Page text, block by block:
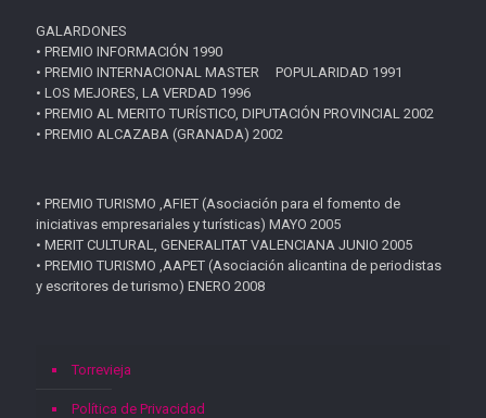
GALARDONES
• PREMIO INFORMACIÓN 1990
• PREMIO INTERNACIONAL MASTER POPULARIDAD 1991
• LOS MEJORES, LA VERDAD 1996
• PREMIO AL MERITO TURÍSTICO, DIPUTACIÓN PROVINCIAL 2002
• PREMIO ALCAZABA (GRANADA) 2002
• PREMIO TURISMO ,AFIET (Asociación para el fomento de
iniciativas empresariales y turísticas) MAYO 2005
• MERIT CULTURAL, GENERALITAT VALENCIANA JUNIO 2005
• PREMIO TURISMO ,AAPET (Asociación alicantina de periodistas
y escritores de turismo) ENERO 2008
Torrevieja
Política de Privacidad